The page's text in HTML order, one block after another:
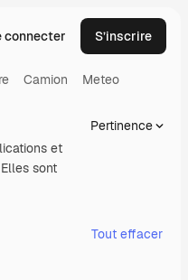
connecter S’inscrire
Camion Meteo
et
sont
Pertinence
Tout effacer